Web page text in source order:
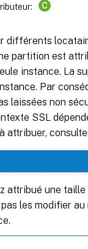
C
différents
partition est
instance. La
Par
laissées non
SSL
attribuer,
attribué une
les modifier